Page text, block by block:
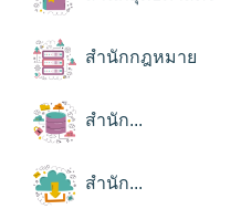
สำนักกฎหมาย
สำนัก...
สำนัก...